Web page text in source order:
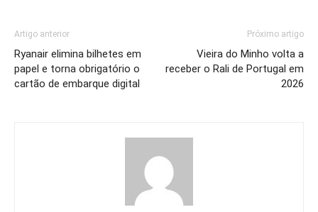
Artigo anterior
Ryanair elimina bilhetes em
papel e torna obrigatório o
cartão de embarque digital
Próximo artigo
Vieira do Minho volta a
receber o Rali de Portugal em
2026